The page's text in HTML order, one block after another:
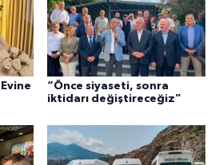
“Önce siyaseti, sonra
iktidarı değiştireceğiz”